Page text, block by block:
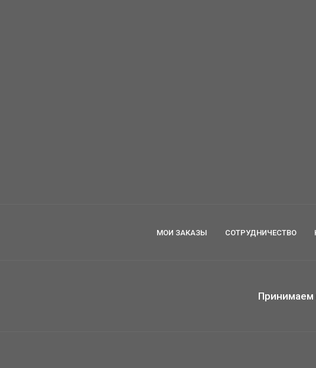
МОИ ЗАКАЗЫ СОТРУДНИЧЕСТВО
Принимаем